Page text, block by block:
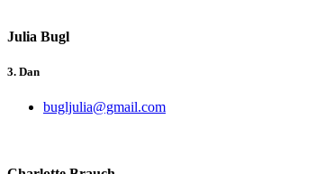
Julia Bugl
3. Dan
bugljulia@gmail.com